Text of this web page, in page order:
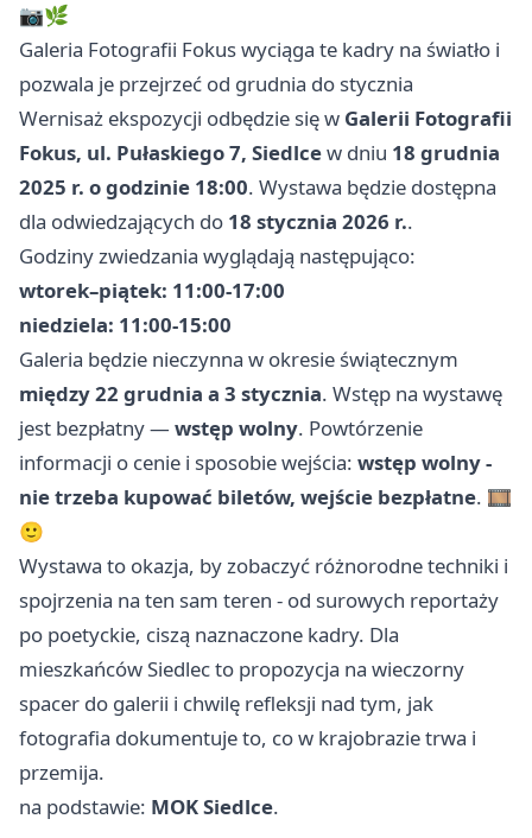
📷🌿
Galeria Fotografii Fokus wyciąga te kadry na światło i
pozwala je przejrzeć od grudnia do stycznia
Wernisaż ekspozycji odbędzie się w Galerii Fotografii
Fokus, ul. Pułaskiego 7, Siedlcew dniu 18 grudnia
2025 r. o godzinie 18:00. Wystawa będzie dostępna
dla odwiedzających do 18 stycznia 2026 r..
Godziny zwiedzania wyglądają następująco:
wtorek–piątek: 11:00-17:00
niedziela: 11:00-15:00
Galeria będzie nieczynna w okresie świątecznym
między 22 grudnia a 3 stycznia. Wstęp na wystawę
jest bezpłatny — wstęp wolny. Powtórzenie
informacji o cenie i sposobie wejścia: wstęp wolny -
nie trzeba kupować biletów, wejście bezpłatne. 🎞️
🙂
Wystawa to okazja, by zobaczyć różnorodne techniki i
spojrzenia na ten sam teren - od surowych reportaży
po poetyckie, ciszą naznaczone kadry. Dla
mieszkańców Siedlec to propozycja na wieczorny
spacer do galerii i chwilę refleksji nad tym, jak
fotografia dokumentuje to, co w krajobrazie trwa i
przemija.
na podstawie: MOK Siedlce.